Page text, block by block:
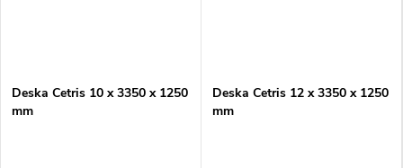
Deska Cetris 10 x 3350 x 1250
mm
Deska Cetris 12 x 3350 x 1250
mm